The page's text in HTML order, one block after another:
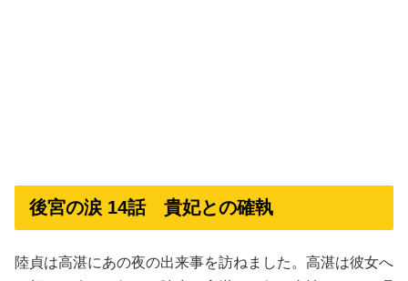
後宮の涙 14話 貴妃との確執
陸貞は高湛にあの夜の出来事を訪ねました。高湛は彼女へ